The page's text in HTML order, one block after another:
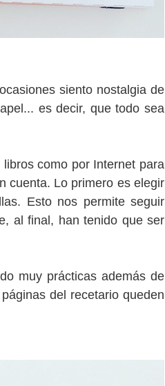
siento nostalgia de
es decir, que todo sea
como por Internet para
cuenta. Lo primero es elegir
Esto nos permite seguir
al final, han tenido que ser
muy prácticas además de
del recetario queden